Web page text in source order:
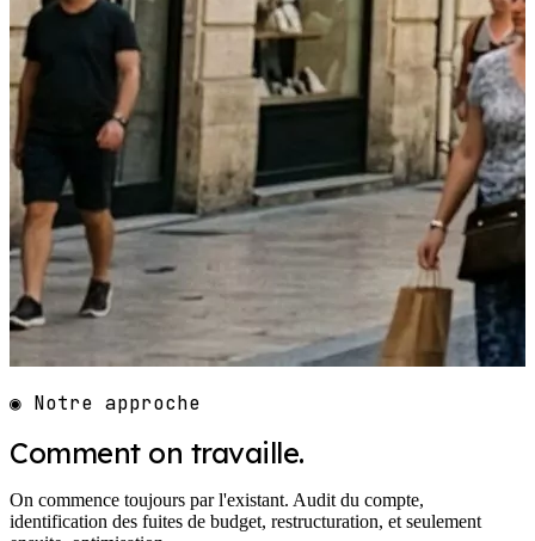
◉ Notre approche
Comment on travaille.
On commence toujours par l'existant. Audit du compte,
identification des fuites de budget, restructuration, et seulement